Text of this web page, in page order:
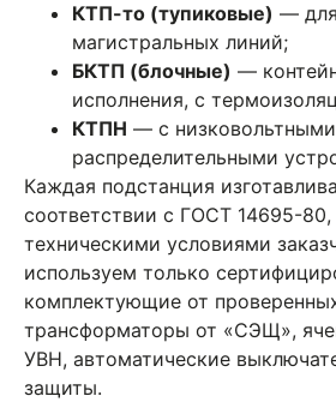
КТП-то (тупиковые) —
магистральных линий;
БКТП (блочные) —
исполнения, с
КТПН — с низковольтными
распределительными
Каждая подстанция
соответствии с ГОСТ 14695-
техническими условиями
используем только
комплектующие от
трансформаторы от «СЭЩ»,
УВН, автоматические
защиты.